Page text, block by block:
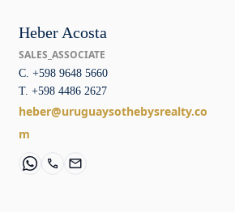
Heber Acosta
SALES_ASSOCIATE
C. +598 9648 5660
T. +598 4486 2627
heber@uruguaysothebysrealty.co
m